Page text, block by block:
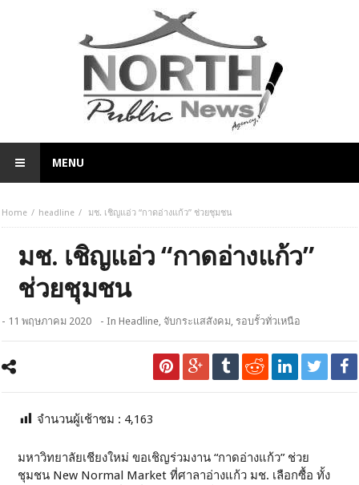
MENU
Home headline มช. เชิญแอ่ว “กาดอ่างแก้ว” ช่วยชุมชน
มช. เชิญแอ่ว “กาดอ่างแก้ว”
ช่วยชุมชน
- 11 พฤษภาคม 2020 - InHeadline, จับกระแสสังคม, รอบรั้วทั่วเหนือ
จำนวนผู้เช้าชม : 4,163
มหาวิทยาลัยเชียงใหม่ ขอเชิญร่วมงาน “กาดอ่างแก้ว” ช่วย
ชุมชน New Normal Market ที่ศาลาอ่างแก้ว มช. เลือกซื้อ ทั้ง